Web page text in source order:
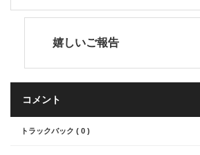
嬉しいご報告
コメント
トラックバック ( 0 )